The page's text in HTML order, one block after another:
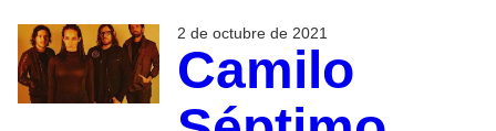
2 de octubre de 2021
Camilo